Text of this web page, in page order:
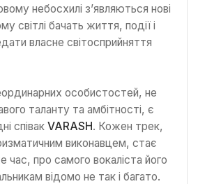
небосхилі з’являються нові
світлі бачать життя, події і
власне світосприйняття
особистостей, не
таланту та амбітності, є
співак VARASH. Кожен трек,
виконавцем, стає
час, про самого вокаліста його
відомо не так і багато.